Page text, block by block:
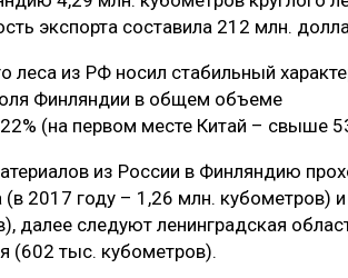
ДРЕВЕСИНЫ
экспорта составила 212 млн.
леса из РФ носил стабильный
Финляндии в общем объеме
(на первом месте Китай – свыше
из России в Финляндию
2017 году – 1,26 млн. кубометров) и
далее следуют ленинградская
(602 тыс. кубометров).